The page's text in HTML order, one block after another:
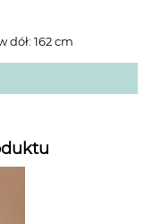
162 cm